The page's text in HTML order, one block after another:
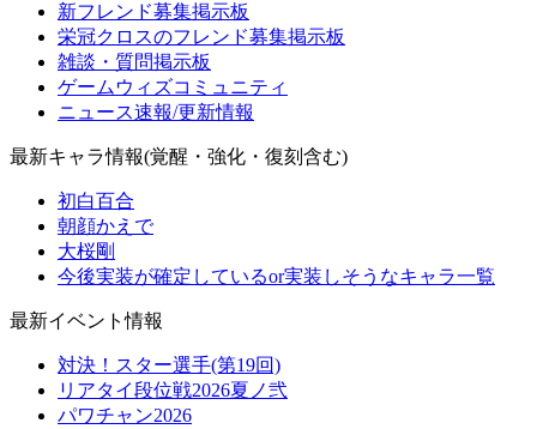
新フレンド募集掲示板
栄冠クロスのフレンド募集掲示板
雑談・質問掲示板
ゲームウィズコミュニティ
ニュース速報/更新情報
最新キャラ情報(覚醒・強化・復刻含む)
初白百合
朝顔かえで
大桜剛
今後実装が確定しているor実装しそうなキャラ一覧
最新イベント情報
対決！スター選手(第19回)
リアタイ段位戦2026夏ノ弐
パワチャン2026